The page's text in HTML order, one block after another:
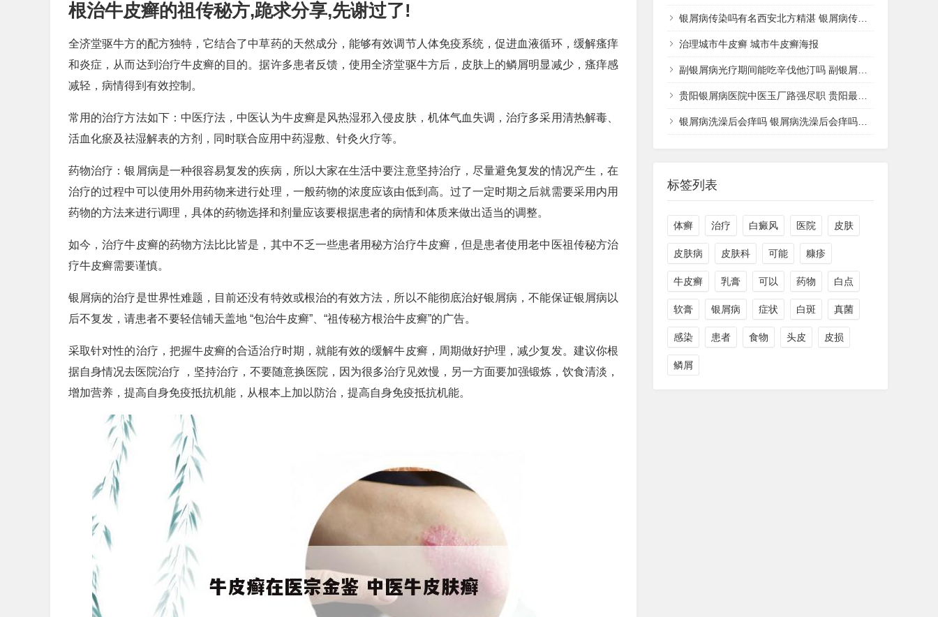
根治牛皮癣的祖传秘方,跪求分享,先谢过了!
全济堂驱牛方的配方独特，它结合了中草药的天然成分，能够有效调节人体免疫系统，促进血液循环，缓解瘙痒
和炎症，从而达到治疗牛皮癣的目的。据许多患者反馈，使用全济堂驱牛方后，皮肤上的鳞屑明显减少，瘙痒感
减轻，病情得到有效控制。
常用的治疗方法如下：中医疗法，中医认为牛皮癣是风热湿邪入侵皮肤，机体气血失调，治疗多采用清热解毒、
活血化瘀及祛湿解表的方剂，同时联合应用中药湿敷、针灸火疗等。
药物治疗：银屑病是一种很容易复发的疾病，所以大家在生活中要注意坚持治疗，尽量避免复发的情况产生，在
治疗的过程中可以使用外用药物来进行处理，一般药物的浓度应该由低到高。过了一定时期之后就需要采用内用
药物的方法来进行调理，具体的药物选择和剂量应该要根据患者的病情和体质来做出适当的调整。
如今，治疗牛皮癣的药物方法比比皆是，其中不乏一些患者用秘方治疗牛皮癣，但是患者使用老中医祖传秘方治
疗牛皮癣需要谨慎。
银屑病的治疗是世界性难题，目前还没有特效或根治的有效方法，所以不能彻底治好银屑病，不能保证银屑病以
后不复发，请患者不要轻信铺天盖地 “包治牛皮癣”、“祖传秘方根治牛皮癣”的广告。
采取针对性的治疗，把握牛皮癣的合适治疗时期，就能有效的缓解牛皮癣，周期做好护理，减少复发。建议你根
据自身情况去医院治疗 ，坚持治疗，不要随意换医院，因为很多治疗见效慢，另一方面要加强锻炼，饮食清淡，
增加营养，提高自身免疫抵抗机能，从根本上加以防治，提高自身免疫抵抗机能。
银屑病传染吗有名西安北方精湛 银屑病传播途径
治理城市牛皮癣 城市牛皮癣海报
副银屑病光疗期间能吃辛伐他汀吗 副银屑病可以擦激素药膏吗
贵阳银屑病医院中医玉厂路强尽职 贵阳最好的银屑病中医院
银屑病洗澡后会痒吗 银屑病洗澡后会痒吗怎么治疗
标签列表
体癣 治疗 白癜风 医院 皮肤
皮肤病 皮肤科 可能 糠疹
牛皮癣 乳膏 可以 药物 白点
软膏 银屑病 症状 白斑 真菌
感染 患者 食物 头皮 皮损
鳞屑